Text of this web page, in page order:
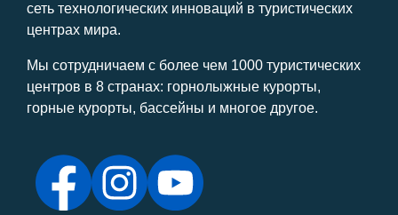
сеть технологических инноваций в туристических
центрах мира.
Мы сотрудничаем с более чем 1000 туристических
центров в 8 странах: горнолыжные курорты,
горные курорты, бассейны и многое другое.